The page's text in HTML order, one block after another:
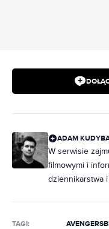
ADAM
W serwisie
filmowymi i
dziennikarstwa
większość
TAGI: AVENGERS